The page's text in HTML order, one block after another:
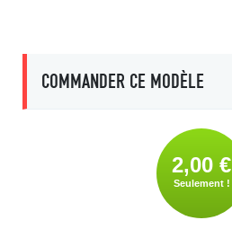
COMMANDER CE MODÈLE
2,00 €
Seulement !